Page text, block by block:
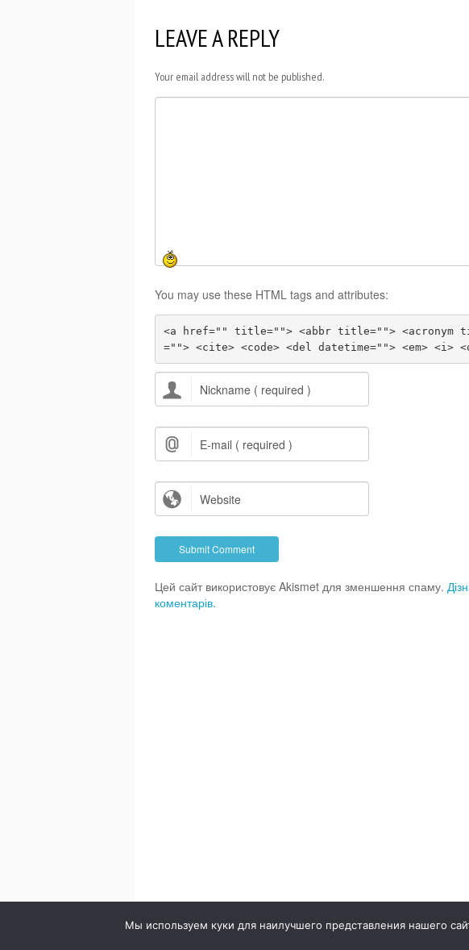
LEAVE A REPLY
Your email address will not be published.
You may use these HTML tags and attributes:
<a href="" title=""> <abbr title=""> <acronym
=""> <cite> <code> <del datetime=""> <em> <i>
Цей сайт використовує Akismet для зменшення спаму.
коментарів.
Мы используем куки для наилучшего представления нашего